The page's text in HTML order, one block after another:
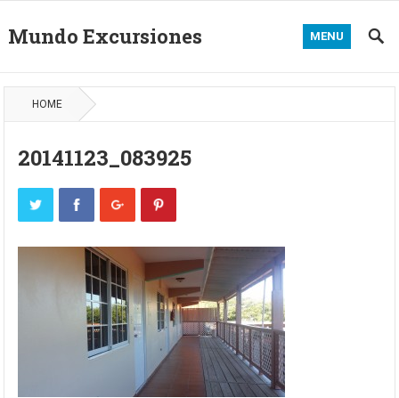
Mundo Excursiones MENU
HOME
20141123_083925